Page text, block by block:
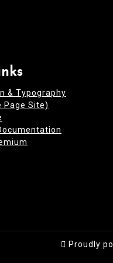
& Typography
Page Site)
Proudly